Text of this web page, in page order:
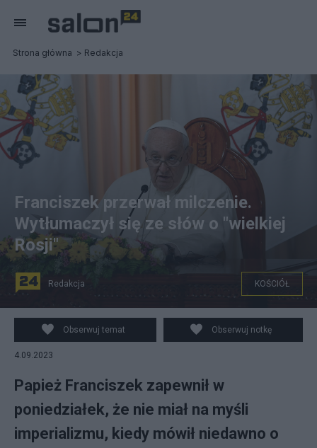
Strona główna Redakcja
na zdjęciu: Papież Franciszek podczas wystąpienia. fot.
PAP/EPA/VATICAN MEDIA / HANDOUT
Franciszek przerwał milczenie.
Wytłumaczył się ze słów o "wielkiej
Rosji"
Redakcja KOŚCIÓŁ
Obserwuj temat Obserwuj notkę
4.09.2023
Papież Franciszek zapewnił w
poniedziałek, że nie miał na myśli
imperializmu, kiedy mówił niedawno o